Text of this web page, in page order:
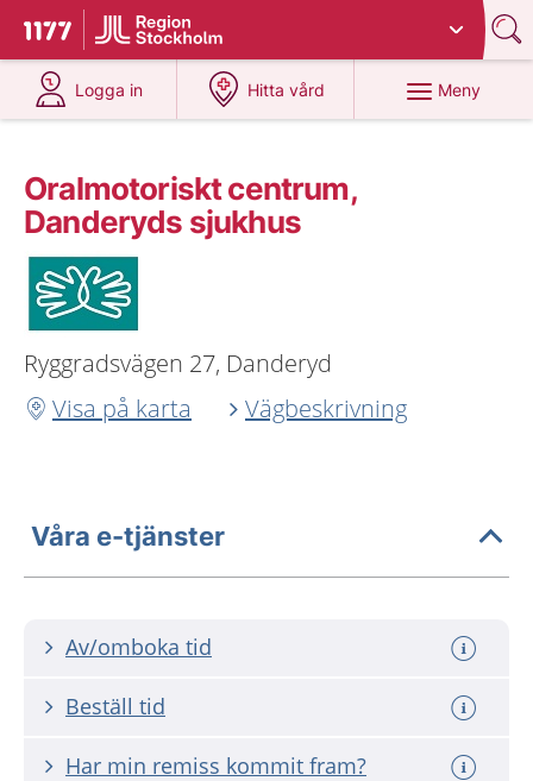
Till startsidan för 1177
Du har valt region
Logga in
på 1177.se
Hitta vård
på 1177.se
Meny
Oralmotoriskt centrum,
Danderyds sjukhus
Ryggradsvägen 27, Danderyd
Visa på karta
Vägbeskrivning
Våra e-tjänster
Av/omboka tid
Beställ tid
Har min remiss kommit fram?